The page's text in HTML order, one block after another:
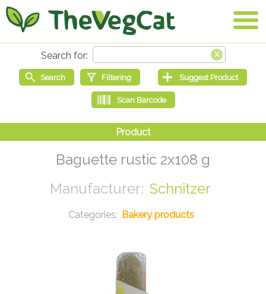
Baguette rustic 2x108 g
Schnitzer
Bakery products